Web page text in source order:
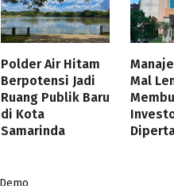
Polder Air Hitam
Berpotensi Jadi
Ruang Publik Baru
di Kota
Samarinda
Mal